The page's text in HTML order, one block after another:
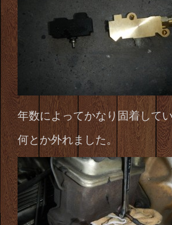
年数によってかなり固着して
何とか外れました。